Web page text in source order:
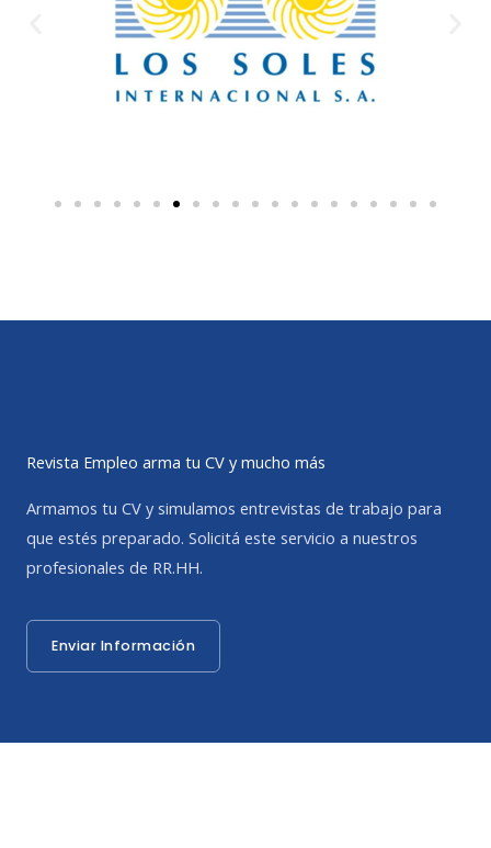
Revista Empleo arma tu CV y mucho más
Armamos tu CV y simulamos entrevistas de trabajo para
que estés preparado. Solicitá este servicio a nuestros
profesionales de RR.HH.
Enviar Información